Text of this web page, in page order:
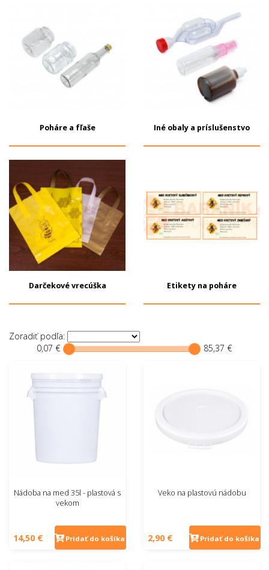
Poháre a fľaše Iné obaly a príslušenstvo
Darčekové vrecúška Etikety na poháre
Zoradiť podľa:
0,07 €
85,37 €
Nádoba na med 35l - plastová s
vekom
14,50 € Pridať do košíka
Veko na plastovú nádobu
2,90 € Pridať do košíka